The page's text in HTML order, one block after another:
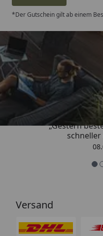
*Der Gutschein gilt ab einem
„Gestern bestellt, heute
Versand